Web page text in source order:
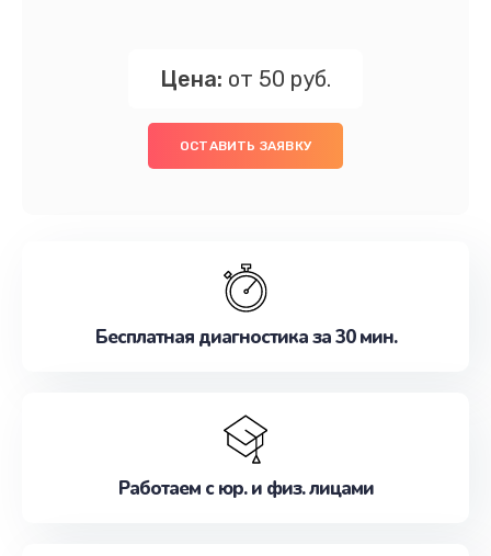
Цена: от 50 руб.
ОСТАВИТЬ ЗАЯВКУ
Бесплатная диагностика за 30 мин.
Работаем с юр. и физ. лицами